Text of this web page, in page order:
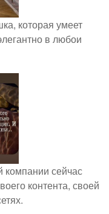
которая умеет
в любои
компании сейчас
контента, своей